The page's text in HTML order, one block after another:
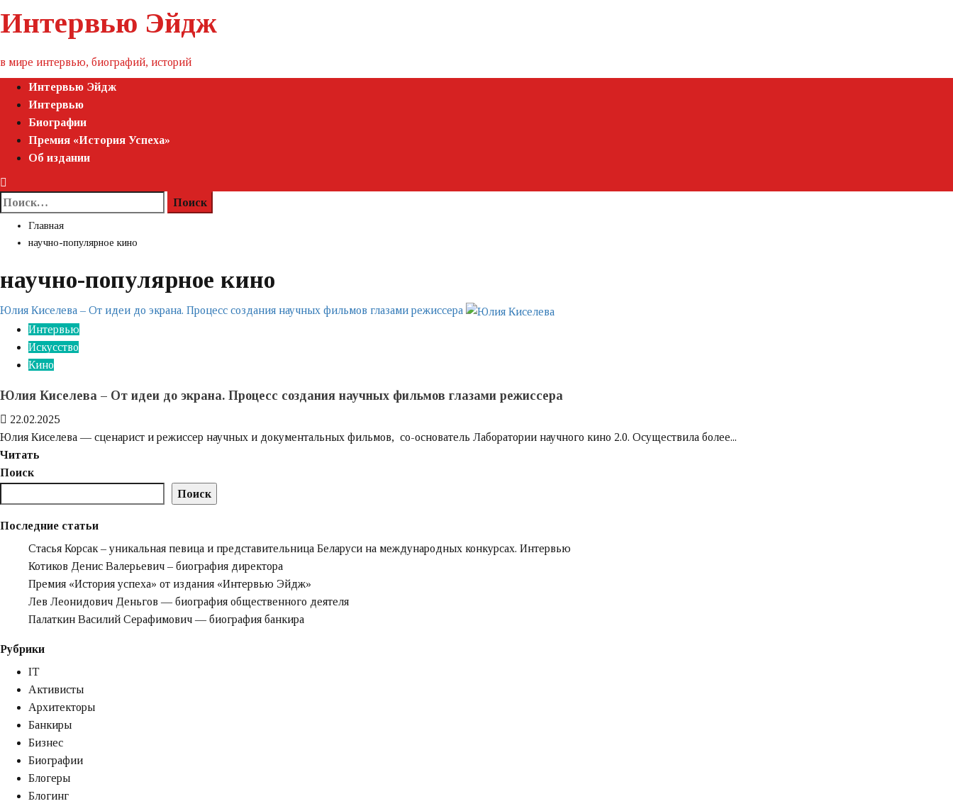
контент
Интервью Эйдж
в мире интервью, биографий, историй
Первичное
меню
Интервью Эйдж
Интервью
Биографии
Премия «‎История Успеха»‎
Об издании
Найти:
Главная
научно-популярное кино
научно-популярное кино
Юлия Киселева – От идеи до экрана. Процесс создания научных фильмов глазами режиссера
Интервью
Искусство
Кино
Юлия Киселева – От идеи до экрана. Процесс создания научных фильмов глазами режиссера
22.02.2025
Юлия Киселева — сценарист и режиссер научных и документальных фильмов, со-основатель Лаборатории научного кино 2.0. Осуществила более...
Читать
Юлия
Киселева
до
создания
научных
Поиск
Поиск
Последние статьи
Стасья Корсак – уникальная певица и представительница Беларуси на международных конкурсах. Интервью
Котиков Денис Валерьевич – биография директора
Премия «‎История успеха» от издания «‎Интервью Эйдж»‎‎
Лев Леонидович Деньгов — биография общественного деятеля
Палаткин Василий Серафимович — биография банкира
Рубрики
IT
Активисты
Архитекторы
Банкиры
Бизнес
Биографии
Блогеры
Блогинг